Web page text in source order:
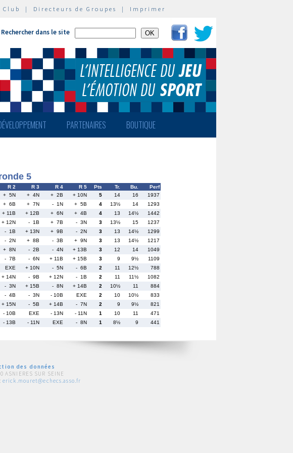
Club | Directeurs de Groupes | Imprimer
Rechercher dans le site
PARTENAIRES BOUTIQUE
5
R 2 R 3 R 4 R 5 Pts Tr. Bu.
Perf
+ 5N + 4N + 2B + 10N 5 14 16
1937
+ 6B + 7N - 1N + 5B 4 13½ 14
1293
+ 11B + 12B + 6N + 4B 4 13 14½
1442
+ 12N - 1B + 7B - 3N 3 13½ 15
1237
- 1B + 13N + 9B - 2N 3 13 14½
1299
- 2N + 8B - 3B + 9N 3 13 14½
1217
+ 8N - 2B - 4N + 13B 3 12 14
1049
- 7B - 6N + 11B + 15B 3 9 9½
1109
EXE + 10N - 5N - 6B 2 11 12½
788
+ 14N - 9B + 12N - 1B 2 11 11½
1082
- 3N + 15B - 8N + 14B 2 10½ 11
884
- 4B - 3N - 10B EXE 2 10 10½
833
+ 15N - 5B + 14B - 7N 2 9 9½
821
- 10B EXE - 13N - 11N 1 10 11
471
- 13B - 11N EXE - 8N 1 8½ 9 441
des données
SUR SEINE
erick.mouret@echecs.asso.fr